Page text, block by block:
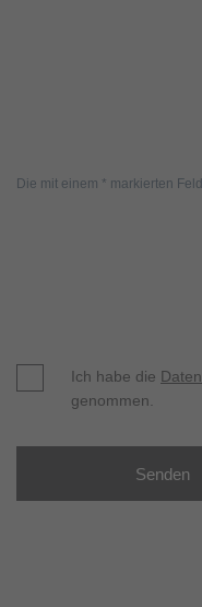
Die mit einem * markierten
Ich habe die
genommen.
Senden